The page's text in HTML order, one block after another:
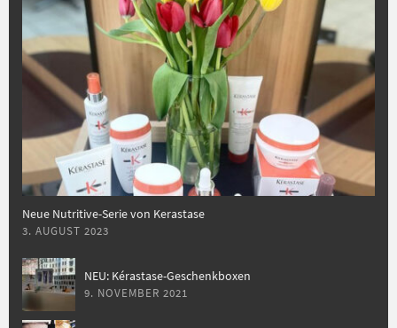
Neue Nutritive-Serie von Kerastase
3. AUGUST 2023
NEU: Kérastase-Geschenkboxen
9. NOVEMBER 2021